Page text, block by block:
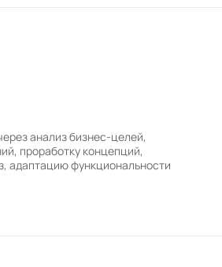
анализ бизнес-целей,
проработку концепций,
адаптацию функциональности